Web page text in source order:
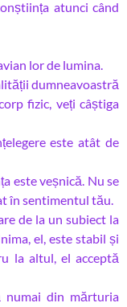
atunci când
lor de lumina.
dumneavoastră
fizic, veți câștiga
este atât de
este veșnică. Nu se
în sentimentul tău.
de la un subiect la
el, este stabil și
la altul, el acceptă
numai din mărturia